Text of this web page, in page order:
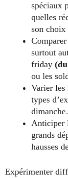
spéciaux
quelles
son choix
surtout
friday
ou les
Varier les
types
Anticiper
grands
hausses
Expérimenter